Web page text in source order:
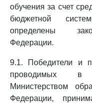
обучения за счет
бюджетной
определены
Федерации.
9.1. Победители и
проводимых в
Министерством
Федерации,